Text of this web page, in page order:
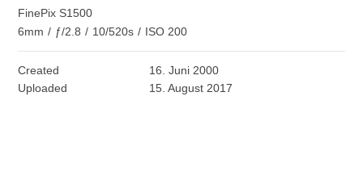
FinePix S1500
6mm / ƒ/2.8 / 10/520s / ISO 200
Created
16. Juni 2000
Uploaded
15. August 2017